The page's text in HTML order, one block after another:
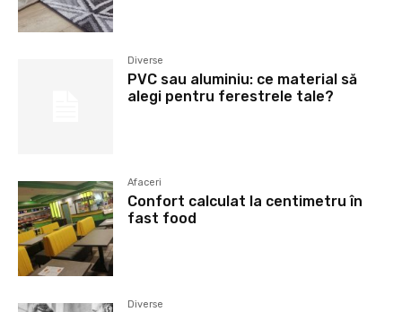
Diverse
PVC sau aluminiu: ce material să
alegi pentru ferestrele tale?
Afaceri
Confort calculat la centimetru în
fast food
Diverse